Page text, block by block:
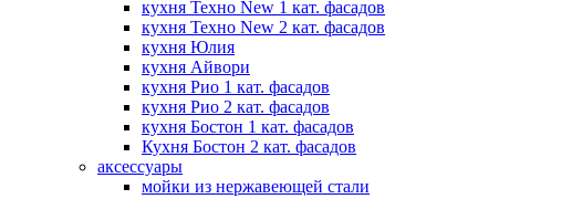
кухня Техно New 1 кат. фасадов
кухня Техно New 2 кат. фасадов
кухня Юлия
кухня Айвори
кухня Рио 1 кат. фасадов
кухня Рио 2 кат. фасадов
кухня Бостон 1 кат. фасадов
Кухня Бостон 2 кат. фасадов
аксессуары
мойки из нержавеющей стали